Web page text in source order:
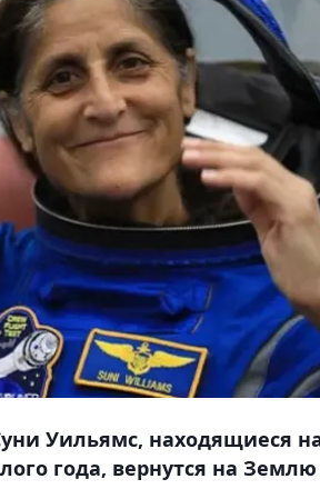
Уильямс, находящиеся
года, вернутся на Землю